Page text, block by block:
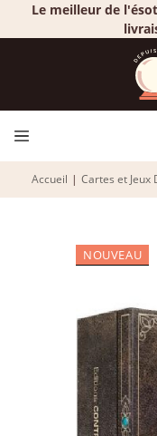
Le meilleur de
Accueil | Cartes et Jeux
NOUVEAU